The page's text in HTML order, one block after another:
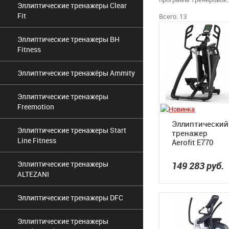
Эллиптические тренажеры Clear
Fit
Эллиптические тренажеры BH
Fitness
Эллиптические тренажёры Ammity
Эллиптические тренажеры
Freemotion
Эллиптические тренажеры Start
Line Fitness
Эллиптические тренажеры
ALTEZANI
Эллиптические тренажеры DFC
Эллиптические тренажеры
Всего: 13
Эллиптический
тренажер
Aerofit E770
149 283руб.